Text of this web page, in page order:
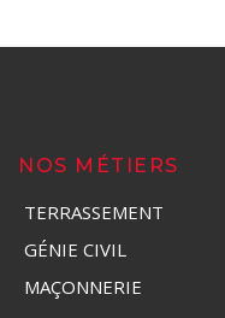
NOS MÉTIERS
TERRASSEMENT
GÉNIE CIVIL
MAÇONNERIE